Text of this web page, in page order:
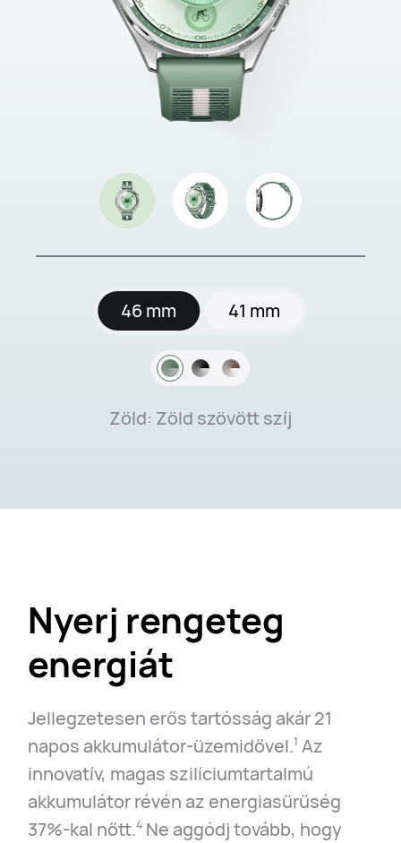
Zöld: Zöld szövött szíj
46 mm 41 mm
Nyerj rengeteg
energiát
Jellegzetesen erős tartósság akár 21
napos akkumulátor-üzemidővel.1 Az
innovatív, magas szilíciumtartalmú
akkumulátor révén az energiasűrűség
37%-kal nőtt.4 Ne aggódj tovább, hogy